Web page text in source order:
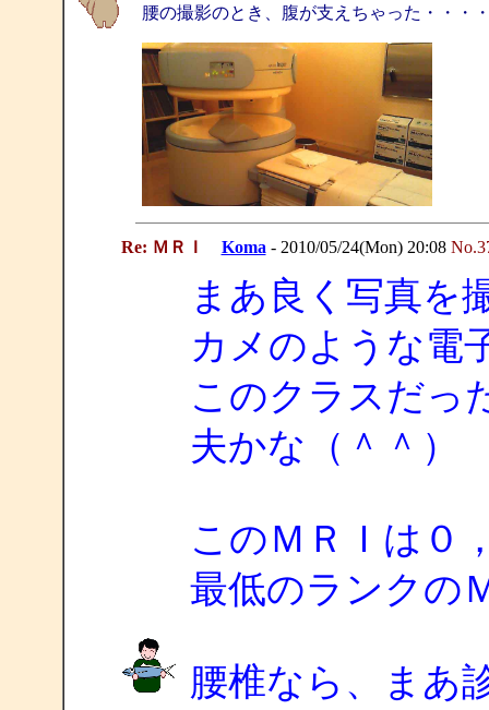
腰の撮影のとき、腹が支えちゃった・・・
Re: ＭＲＩ Koma - 2010/05/24(Mon) 20:08
まあ良く写真を
カメのような電
このクラスだっ
夫かな（＾＾）
このＭＲＩは０
最低のランクの
腰椎なら、まあ